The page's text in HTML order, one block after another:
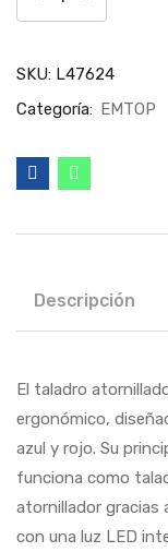
SKU: L47624
Categoría: EMTOP
Descripción
El taladro
ergonómico,
azul y rojo. Su
funciona como
atornillador gracias
con una luz LED